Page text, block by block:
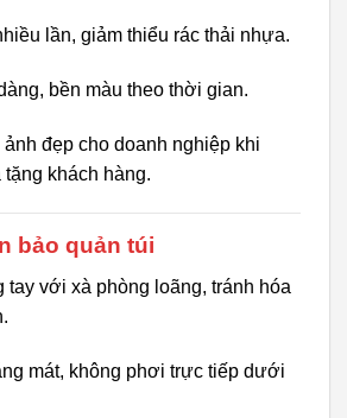
lần, giảm thiểu rác thải nhựa.
bền màu theo thời gian.
ảnh đẹp cho doanh nghiệp khi
khách hàng.
bảo quản túi
tay với xà phòng loãng, tránh hóa
mát, không phơi trực tiếp dưới